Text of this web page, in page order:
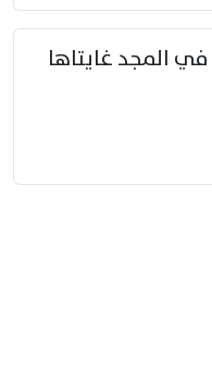
في المجد غايتاها